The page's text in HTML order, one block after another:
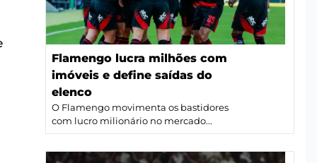
Flamengo lucra milhões com
imóveis e define saídas do
elenco
O Flamengo movimenta os bastidores
com lucro milionário no mercado...